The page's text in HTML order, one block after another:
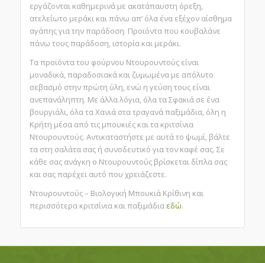
εργάζονται καθημερινά με ακατάπαυστη όρεξη,
ατελείωτο μεράκι και πάνω απ’ όλα ένα εξέχον αίσθημα
αγάπης για την παράδοση. Προϊόντα που κουβαλάνε
πάνω τους παράδοση, ιστορία και μεράκι.
Τα προϊόντα του φούρνου Ντουρουντούς είναι
μοναδικά, παραδοσιακά και ζυμωμένα με απόλυτο
σεβασμό στην πρώτη ύλη, ενώ η γεύση τους είναι
ανεπανάληπτη. Με άλλα λόγια, όλα τα Σφακιά σε ένα
βουργιάλι, όλα τα Χανιά στα τραγανά παξιμάδια, όλη η
Κρήτη μέσα από τις μπουκιές και τα κριτσίνια
Ντουρουντούς. Αντικαταστήστε με αυτά το ψωμί, βάλτε
τα στη σαλάτα σας ή συνοδευτικό για τον καφέ σας. Σε
κάθε σας ανάγκη ο Ντουρουντούς βρίσκεται δίπλα σας
και σας παρέχει αυτό που χρειάζεστε.
Ντουρουντούς – Βιολογική Μπουκιά Κρίθινη και
περισσότερα κριτσίνια και παξιμάδια εδώ.